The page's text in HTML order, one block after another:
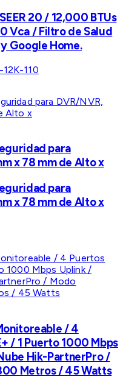
20 / 12,000 BTUs
Vca / Filtro de Salud
Google Home.
110
para
x 78 mm de Alto x
para
x 78 mm de Alto x
/ 4
/ 1 Puerto 1000 Mbps
Hik-PartnerPro /
Metros / 45 Watts